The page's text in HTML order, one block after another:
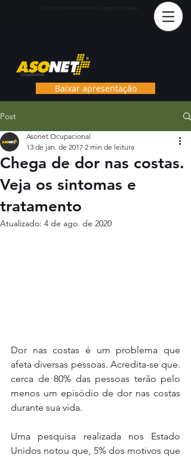
Baixar apresentação
Post
Chega de dor nas costas.
Veja os sintomas e
tratamento
Asonet Ocupacional
13 de jan. de 2017 2 min de leitura
Atualizado: 4 de ago. de 2020
Dor nas costas é um problema que
afeta diversas pessoas. Acredita-se que.
cerca de 80% das pessoas terão pelo
menos um episódio de dor nas costas
durante sua vida.
Uma pesquisa realizada nos Estado
Unidos notou que, 5% dos motivos que